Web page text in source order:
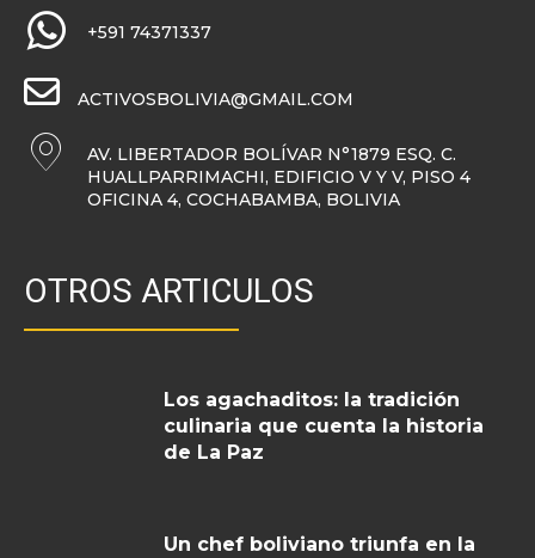
+591 74371337
ACTIVOSBOLIVIA@GMAIL.COM
AV. LIBERTADOR BOLÍVAR N°1879 ESQ. C.
HUALLPARRIMACHI, EDIFICIO V Y V, PISO 4
OFICINA 4, COCHABAMBA, BOLIVIA
OTROS ARTICULOS
Los agachaditos: la tradición
culinaria que cuenta la historia
de La Paz
Un chef boliviano triunfa en la